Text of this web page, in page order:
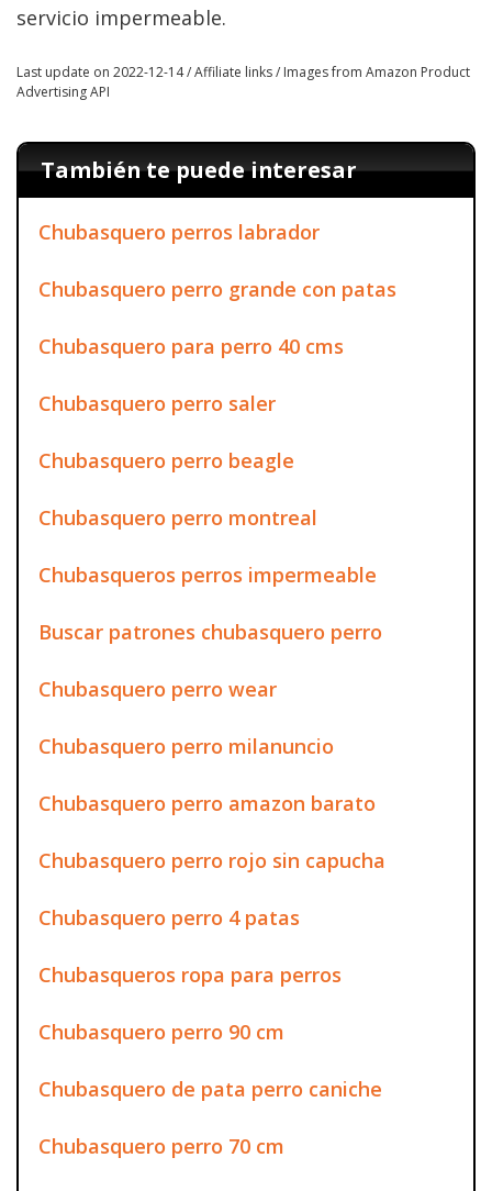
servicio impermeable.
Last update on 2022-12-14 / Affiliate links / Images from Amazon Product
Advertising API
También te puede interesar
Chubasquero perros labrador
Chubasquero perro grande con patas
Chubasquero para perro 40 cms
Chubasquero perro saler
Chubasquero perro beagle
Chubasquero perro montreal
Chubasqueros perros impermeable
Buscar patrones chubasquero perro
Chubasquero perro wear
Chubasquero perro milanuncio
Chubasquero perro amazon barato
Chubasquero perro rojo sin capucha
Chubasquero perro 4 patas
Chubasqueros ropa para perros
Chubasquero perro 90 cm
Chubasquero de pata perro caniche
Chubasquero perro 70 cm